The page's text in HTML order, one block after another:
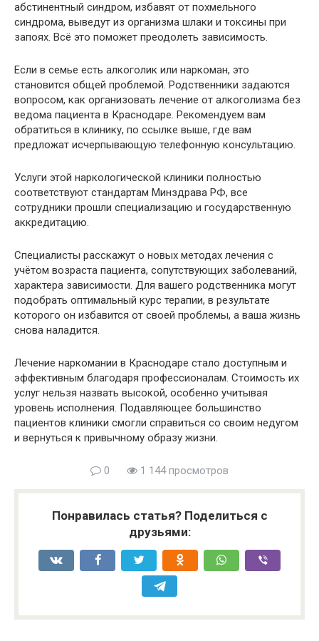
абстинентный синдром, избавят от похмельного
синдрома, выведут из организма шлаки и токсины при
запоях. Всё это поможет преодолеть зависимость.
Если в семье есть алкоголик или наркоман, это
становится общей проблемой. Родственники задаются
вопросом, как организовать лечение от алкоголизма без
ведома пациента в Краснодаре. Рекомендуем вам
обратиться в клинику, по ссылке выше, где вам
предложат исчерпывающую телефонную консультацию.
Услуги этой наркологической клиники полностью
соответствуют стандартам Минздрава РФ, все
сотрудники прошли специализацию и государственную
аккредитацию.
Специалисты расскажут о новых методах лечения с
учётом возраста пациента, сопутствующих заболеваний,
характера зависимости. Для вашего родственника могут
подобрать оптимальный курс терапии, в результате
которого он избавится от своей проблемы, а ваша жизнь
снова наладится.
Лечение наркомании в Краснодаре стало доступным и
эффективным благодаря профессионалам. Стоимость их
услуг нельзя назвать высокой, особенно учитывая
уровень исполнения. Подавляющее большинство
пациентов клиники смогли справиться со своим недугом
и вернуться к привычному образу жизни.
0 1 144 просмотров
Понравилась статья? Поделиться с
друзьями: